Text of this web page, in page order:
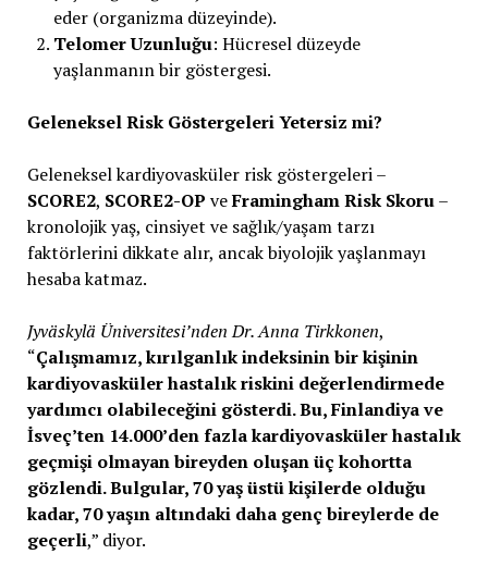
eder (organizma düzeyinde).
Telomer Uzunluğu: Hücresel düzeyde
yaşlanmanın bir göstergesi.
Geleneksel Risk Göstergeleri Yetersiz mi?
Geleneksel kardiyovasküler risk göstergeleri –
SCORE2, SCORE2-OP veFramingham Risk Skoru–
kronolojik yaş, cinsiyet ve sağlık/yaşam tarzı
faktörlerini dikkate alır, ancak biyolojik yaşlanmayı
hesaba katmaz.
Jyväskylä Üniversitesi’nden Dr. Anna Tirkkonen,
“Çalışmamız, kırılganlık indeksinin bir kişinin
kardiyovasküler hastalık riskini değerlendirmede
yardımcı olabileceğini gösterdi. Bu, Finlandiya ve
İsveç’ten 14.000’den fazla kardiyovasküler hastalık
geçmişi olmayan bireyden oluşan üç kohortta
gözlendi. Bulgular, 70 yaş üstü kişilerde olduğu
kadar, 70 yaşın altındaki daha genç bireylerde de
geçerli,” diyor.